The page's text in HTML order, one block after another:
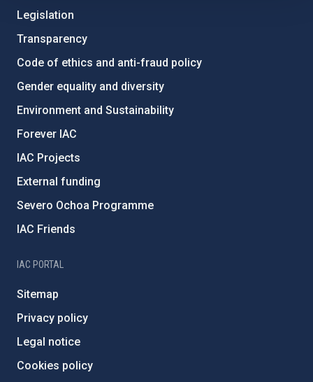
Legislation
Transparency
Code of ethics and anti-fraud policy
Gender equality and diversity
Environment and Sustainability
Forever IAC
IAC Projects
External funding
Severo Ochoa Programme
IAC Friends
IAC PORTAL
Sitemap
Privacy policy
Legal notice
Cookies policy